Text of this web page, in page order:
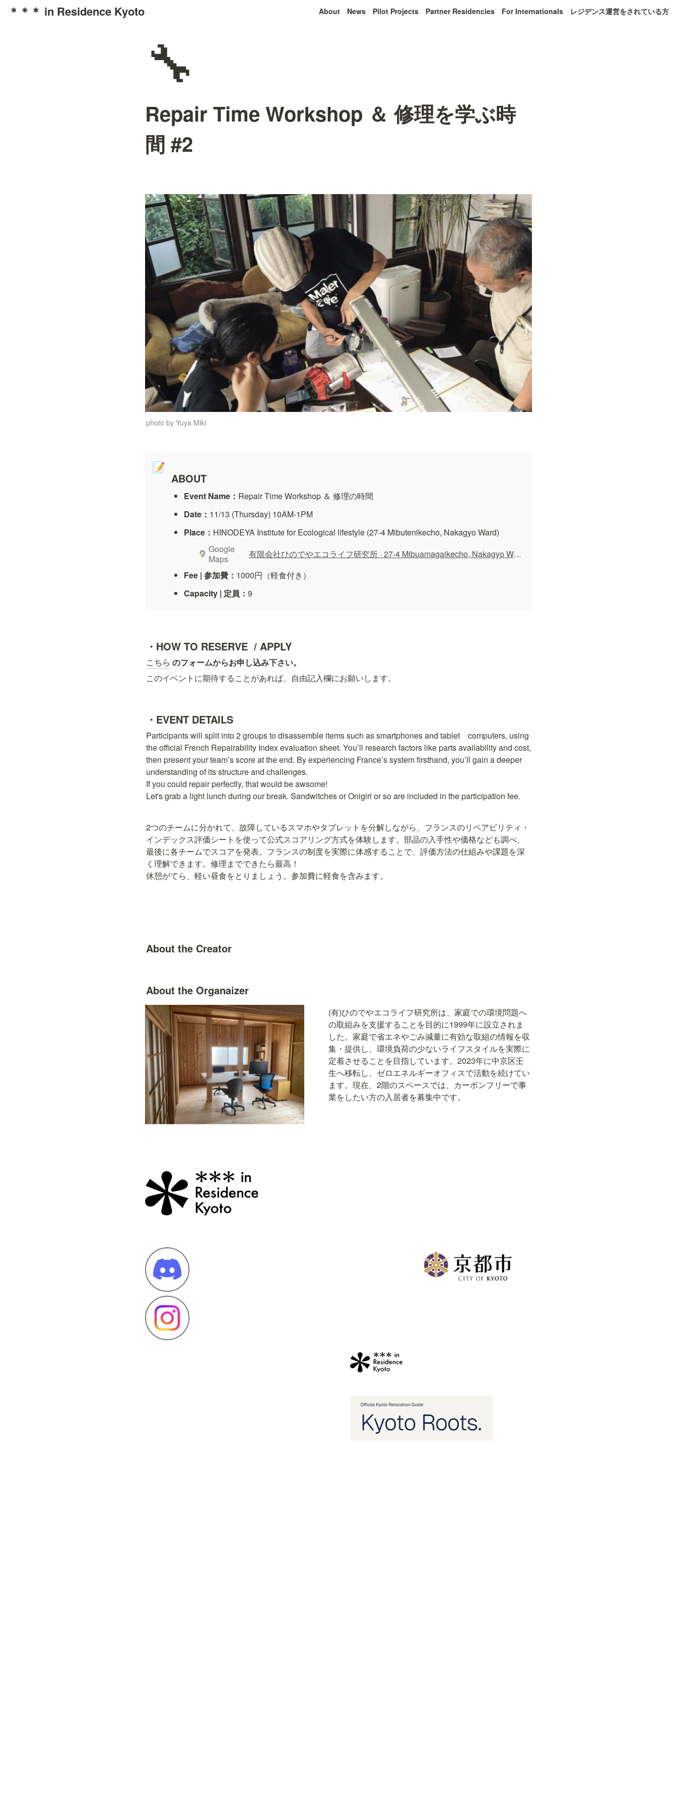
＊＊＊ in Residence Kyoto About News Pilot Projects Partner Residencies For Internationals レジデンス運営をされている方
🔧
Repair Time Workshop ＆ 修理を学ぶ時
間 #2
photo by Yuya Miki
📝
ABOUT
Event Name： Repair Time Workshop ＆ 修理の時間
Date： 11/13 (Thursday) 10AM-1PM
Place： HINODEYA Institute for Ecological lifestyle (27-4 Mibutenikecho, Nakagyo Ward)
Google
Maps
有限会社ひのでやエコライフ研究所 · 27-4 Mibuamagaikecho, Nakagyo Ward, Kyoto, 604-8874, Japan
Fee | 参加費： 1000円（軽食付き）
Capacity | 定員：9
・HOW TO RESERVE  / APPLY
こちら のフォームからお申し込み下さい。
このイベントに期待することがあれば、自由記入欄にお願いします。
・EVENT DETAILS
Participants will split into 2 groups to disassemble items such as smartphones and tablet　computers, using
the official French Repairability Index evaluation sheet. You’ll research factors like parts availability and cost,
then present your team’s score at the end. By experiencing France’s system firsthand, you’ll gain a deeper
understanding of its structure and challenges.
If you could repair perfectly, that would be awsome!
Let's grab a light lunch during our break. Sandwitches or Onigiri or so are included in the participation fee.
2つのチームに分かれて、故障しているスマホやタブレットを分解しながら、フランスのリペアビリティ・
インデックス評価シートを使って公式スコアリング方式を体験します。部品の入手性や価格なども調べ、
最後に各チームでスコアを発表。フランスの制度を実際に体感することで、評価方法の仕組みや課題を深
く理解できます。修理までできたら最高！
休憩がてら、軽い昼食をとりましょう。参加費に軽食を含みます。
About the Creator
About the Organaizer
(有)ひのでやエコライフ研究所は、家庭での環境問題へ
の取組みを支援することを目的に1999年に設立されま
した。家庭で省エネやごみ減量に有効な取組の情報を収
集・提供し、環境負荷の少ないライフスタイルを実際に
定着させることを目指しています。2023年に中京区壬
生へ移転し、ゼロエネルギーオフィスで活動を続けてい
ます。現在、2階のスペースでは、カーボンフリーで事
業をしたい方の入居者を募集中です。